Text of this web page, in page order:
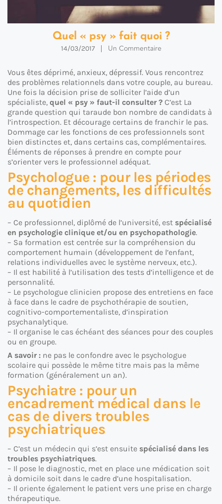
Quel « psy » fait quoi ?
14/03/2017 Un Commentaire
Vous êtes déprimé, anxieux, dépressif. Vous rencontrez
des problèmes relationnels dans votre couple, au bureau.
Une fois la décision prise de solliciter l’aide d’un
spécialiste, quel « psy » faut-il consulter ? C’est La
grande question qui taraude bon nombre de candidats à
l’introspection. Et décourage certains de franchir le pas.
Dommage car les fonctions de ces professionnels sont
bien distinctes et, dans certains cas, complémentaires.
Éléments de réponses à prendre en compte pour
s’orienter vers le professionnel adéquat.
Psychologue : pour les périodes
de changements, les difficultés
au quotidien
– Ce professionnel, diplômé de l’université, est spécialisé
en psychologie clinique et/ou en psychopathologie.
– Sa formation est centrée sur la compréhension du
comportement humain (développement de l’enfant,
relations individuelles avec le système nerveux, etc.).
– Il est habilité à l’utilisation des tests d’intelligence et de
personnalité.
– Le psychologue clinicien propose des entretiens en face
à face dans le cadre de psychothérapie de soutien,
cognitivo-comportementaliste, d’inspiration
psychanalytique.
– Il organise le cas échéant des séances pour des couples
ou en groupe.
A savoir : ne pas le confondre avec le psychologue
scolaire qui possède le même titre mais pas la même
formation (généralement un an).
Psychiatre : pour un
encadrement médical dans le
cas de divers troubles
psychiatriques
– C’est un médecin qui s’est ensuite spécialisé dans les
troubles psychiatriques.
– Il pose le diagnostic, met en place une médication soit
à domicile soit dans le cadre d’une hospitalisation.
– Il oriente également le patient vers une prise en charge
thérapeutique.